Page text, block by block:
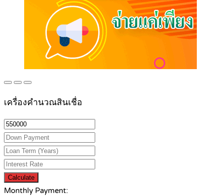
เครื่องคำนวณสินเชื่อ
Calculate
Monthly Payment: